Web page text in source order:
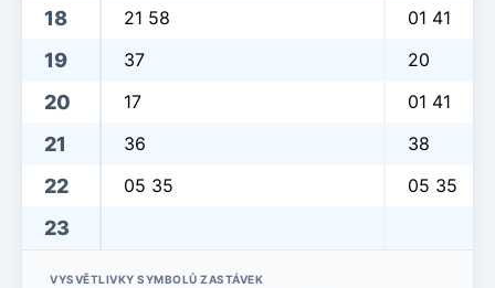
18 21 58 01 41
19 37 20
20 17 01 41
21 36 38
22 05 35 05 35
23
VYSVĚTLIVKY SYMBOLŮ ZASTÁVEK